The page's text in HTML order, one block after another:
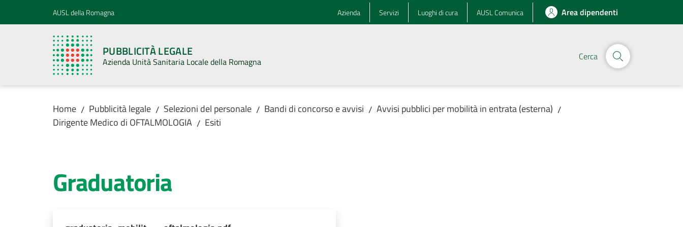
Vai al contenuto
Vai alla navigazioneAUSL della Romagna Azienda Servizi Luoghi di cura AUSL Comunica Area dipendenti
PUBBLICITÀ LEGALE
Azienda Unità Sanitaria Locale della Romagna Cerca
Home / Pubblicità legale / Selezioni del personale / Bandi di concorso e avvisi / Avvisi pubblici per mobilità in entrata (esterna) /
Dirigente Medico di OFTALMOLOGIA / Esiti
Graduatoria